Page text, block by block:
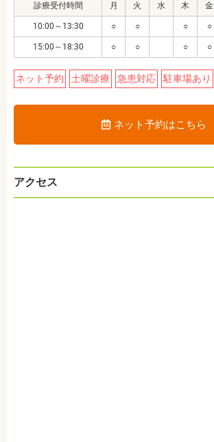
診療受付時間 月 火 水 木 金
10:00～13:30 ○ ○ ○ ○
15:00～18:30 ○ ○ ○ ○
ネット予約 土曜診療 急患対応 駐車場あり
ネット予約はこちら
アクセス